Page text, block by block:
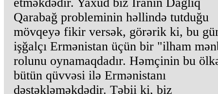
Qarabağ probleminin həllində tutduğu
mövqeyə fikir versək, görərik ki, bu
işğalçı Ermənistan üçün bir "ilham
rolunu oynamaqdadır. Həmçinin bu
bütün qüvvəsi ilə Ermənistanı
dəstəkləməkdədir. Təbii ki, biz